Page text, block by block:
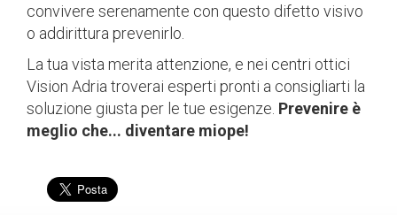
convivere serenamente con questo difetto visivo
o addirittura prevenirlo.
La tua vista merita attenzione, e nei centri ottici
Vision Adria troverai esperti pronti a consigliarti la
soluzione giusta per le tue esigenze. Prevenire è
meglio che... diventare miope!